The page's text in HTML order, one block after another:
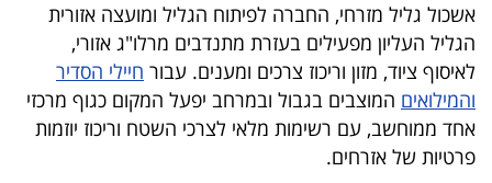
הכלכלי
פודקאסט
40
UNDER
אשכול גליל מזרחי, החברה לפיתוח הגליל ומועצה אזורית
הגליל העליון מפעילים בעזרת מתנדבים מרלו"ג אזורי,
לאיסוף ציוד, מזון וריכוז צרכים ומענים. עבור חיילי הסדיר
והמילואים המוצבים בגבול ובמרחב יפעל המקום כגוף מרכזי
אחד ממוחשב, עם רשימות מלאי לצרכי השטח וריכוז יוזמות
פרטיות של אזרחים.